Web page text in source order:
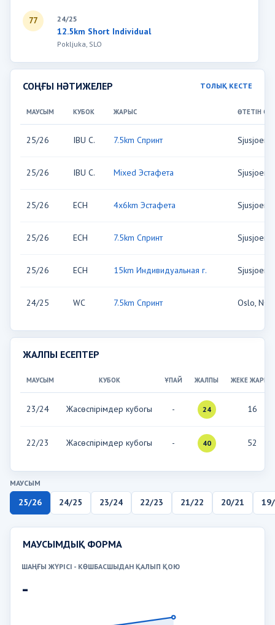
77 24/25
12.5km Short Individual
Pokljuka, SLO
СОҢҒЫ НӘТИЖЕЛЕР ТОЛЫҚ КЕСТЕ
МАУСЫМ КУБОК ЖАРЫС ӨТЕТІН
25/26 IBU C. 7.5km Спринт Sjusjoen,
25/26 IBU C. Mixed Эстафета Sjusjoen,
25/26 ECH 4x6km Эстафета Sjusjoen,
25/26 ECH 7.5km Спринт Sjusjoen,
25/26 ECH 15km Индивидуальная г. Sjusjoen,
24/25 WC 7.5km Спринт Oslo, NOR
ЖАЛПЫ ЕСЕПТЕР
МАУСЫМ КУБОК ҰПАЙ ЖАЛПЫ ЖЕКЕ ЖАРЫС
23/24 Жасөспірімдер кубогы - 24 16
22/23 Жасөспірімдер кубогы - 40 52
МАУСЫМ
25/26 24/25 23/24 22/23 21/22 20/21
МАУСЫМДЫҚ ФОРМА
ШАҢҒЫ ЖҮРІСІ - КӨШБАСШЫДАН ҚАЛЫП ҚОЮ
-